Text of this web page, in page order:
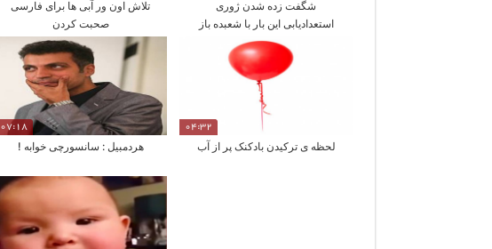
شگفت زده شدن ژوری
استعدادیابی این بار با شعبده باز
تلاش اون ور آبی ها برای فارسی
صحبت کردن
04:32
لحظه ی ترکیدن بادکنک پر از آب
07:18
هردمبیل : سانسورچی خوابه !